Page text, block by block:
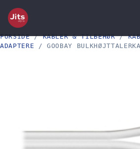
FORSIDE/KABLER & TILBEHØR/
ADAPTERE / GOOBAY